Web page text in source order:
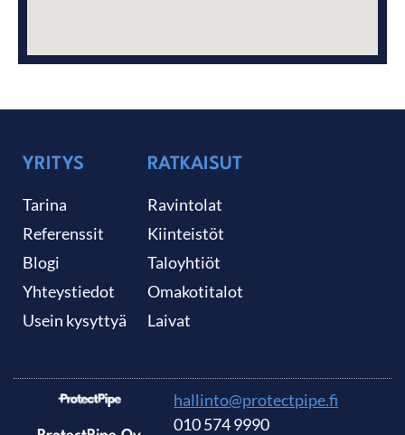
YRITYS
Tarina
Referenssit
Blogi
Yhteystiedot
Usein kysyttyä
RATKAISUT
Ravintolat
Kiinteistöt
Taloyhtiöt
Omakotitalot
Laivat
hallinto@protectpipe.fi
010 574 9990